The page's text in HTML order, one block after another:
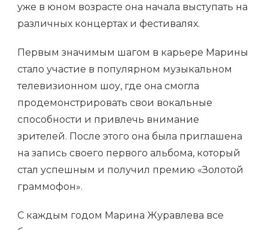
уже в юном возрасте она начала выступать на
различных концертах и фестивалях.
Первым значимым шагом в карьере Марины
стало участие в популярном музыкальном
телевизионном шоу, где она смогла
продемонстрировать свои вокальные
способности и привлечь внимание
зрителей. После этого она была приглашена
на запись своего первого альбома, который
стал успешным и получил премию «Золотой
граммофон».
С каждым годом Марина Журавлева все